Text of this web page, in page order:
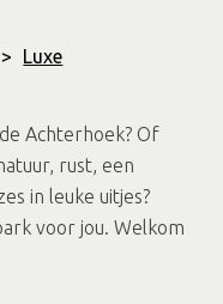
>
Luxe
Achterhoek? Of
rust, een
in leuke uitjes?
voor jou. Welkom